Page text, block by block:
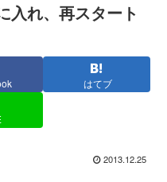
入れ、再スタート
はてブ
2013.12.25